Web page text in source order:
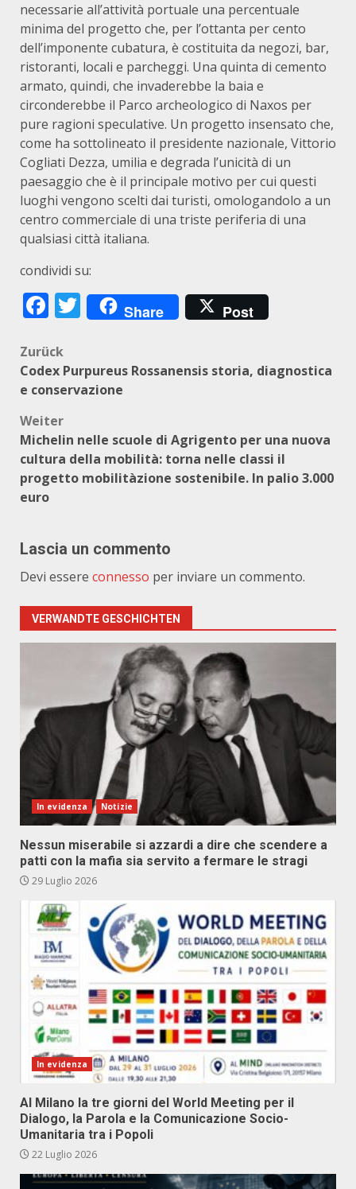
necessarie all’attività portuale una percentuale
minima del progetto che, per l’ottanta per cento
dell’imponente cubatura, è costituita da negozi, bar,
ristoranti, locali e parcheggi. Una quinta di cemento
armato, quindi, che invaderebbe la baia e
circonderebbe il Parco archeologico di Naxos per
pure ragioni speculative. Un progetto insensato che,
come ha sottolineato il presidente nazionale, Vittorio
Cogliati Dezza, umilia e degrada l’unicità di un
paesaggio che è il principale motivo per cui questi
luoghi vengono scelti dai turisti, omologandolo a un
centro commerciale di una triste periferia di una
qualsiasi città italiana.
condividi su:
Facebook
Twitter
Share Post
Beitragsnavigation
Zurück
Codex Purpureus Rossanensis storia, diagnostica
e conservazione
Weiter
Michelin nelle scuole di Agrigento per una nuova
cultura della mobilità: torna nelle classi il
progetto mobilitàzione sostenibile. In palio 3.000
euro
Lascia un commento
Devi essere connesso per inviare un commento.
VERWANDTE GESCHICHTEN
In evidenza Notizie
Nessun miserabile si azzardi a dire che scendere a
patti con la mafia sia servito a fermare le stragi
29 Luglio 2026
In evidenza
Al Milano la tre giorni del World Meeting per il
Dialogo, la Parola e la Comunicazione Socio-
Umanitaria tra i Popoli
22 Luglio 2026